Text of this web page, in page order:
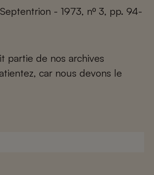
- 1973, nº 3, pp. 94-
partie de nos archives
car nous devons le